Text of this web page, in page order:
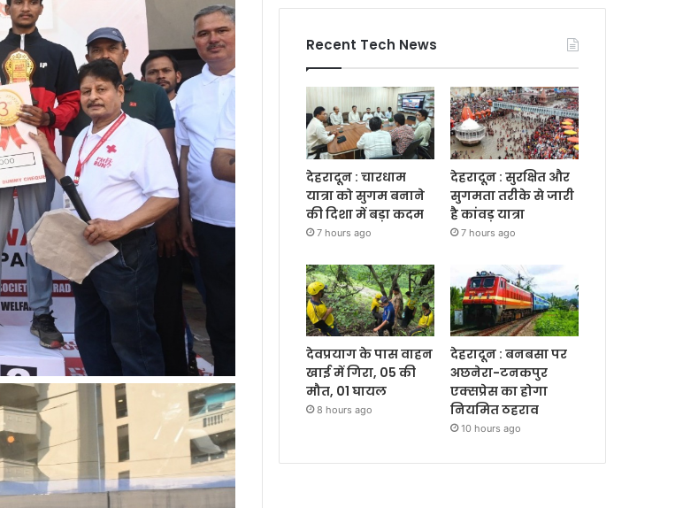
Recent Tech News
देहरादून : चारधाम
यात्रा को सुगम बनाने
की दिशा में बड़ा कदम
7 hours ago
देहरादून : सुरक्षित और
सुगमता तरीके से जारी
है कांवड़ यात्रा
7 hours ago
देवप्रयाग के पास वाहन
खाई में गिरा, 05 की
मौत, 01 घायल
8 hours ago
देहरादून : बनबसा पर
अछनेरा-टनकपुर
एक्सप्रेस का होगा
नियमित ठहराव
10 hours ago